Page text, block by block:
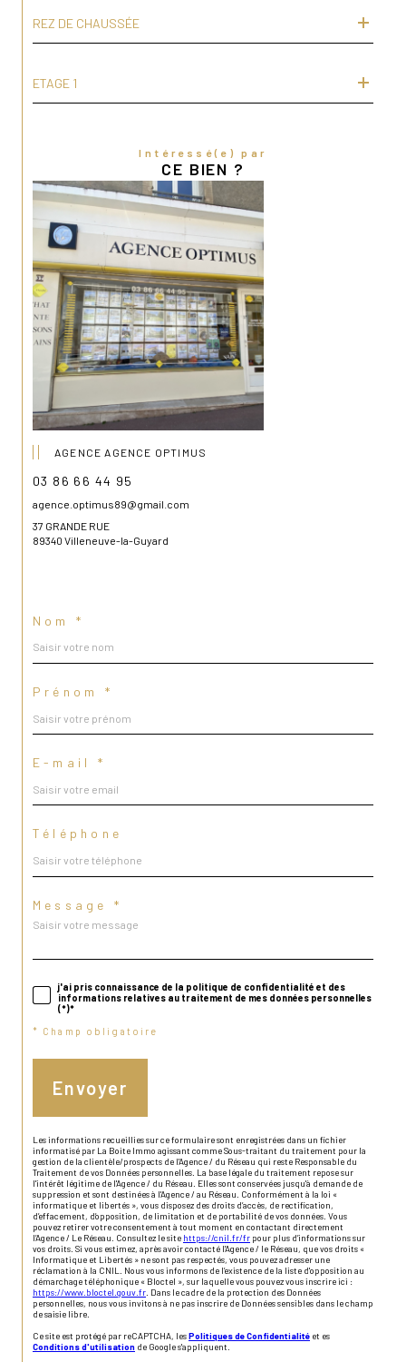
REZ DE CHAUSSÉE
ETAGE 1
Intéressé(e) par
CE BIEN ?
AGENCE AGENCE OPTIMUS
03 86 66 44 95
agence.optimus89@gmail.com
37 GRANDE RUE
89340 Villeneuve-la-Guyard
Nom *
Prénom *
E-mail *
Téléphone
Message *
j'ai pris connaissance de la politique de confidentialité et des
informations relatives au traitement de mes données personnelles
(*)*
* Champ obligatoire
Envoyer
Les informations recueillies sur ce formulaire sont enregistrées dans un fichier
informatisé par La Boite Immo agissant comme Sous-traitant du traitement pour la
gestion de la clientèle/prospects de l'Agence / du Réseau qui reste Responsable du
Traitement de vos Données personnelles. La base légale du traitement repose sur
l'intérêt légitime de l'Agence / du Réseau. Elles sont conservées jusqu'à demande de
suppression et sont destinées à l'Agence / au Réseau. Conformément à la loi «
informatique et libertés », vous disposez des droits d’accès, de rectification,
d’effacement, d’opposition, de limitation et de portabilité de vos données. Vous
pouvez retirer votre consentement à tout moment en contactant directement
l’Agence / Le Réseau. Consultez le site https://cnil.fr/fr pour plus d’informations sur
vos droits. Si vous estimez, après avoir contacté l'Agence / le Réseau, que vos droits «
Informatique et Libertés » ne sont pas respectés, vous pouvez adresser une
réclamation à la CNIL. Nous vous informons de l’existence de la liste d'opposition au
démarchage téléphonique « Bloctel », sur laquelle vous pouvez vous inscrire ici :
https://www.bloctel.gouv.fr . Dans le cadre de la protection des Données
personnelles, nous vous invitons à ne pas inscrire de Données sensibles dans le champ
de saisie libre.
Ce site est protégé par reCAPTCHA, lesPolitiques de Confidentialité et es
Conditions d'utilisation de Google s'appliquent.